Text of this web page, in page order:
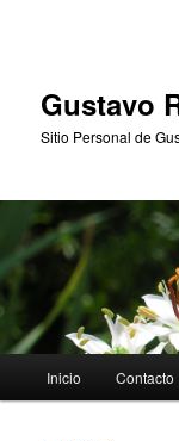
Gustavo
Sitio Personal de
principal
Inicio Contacto